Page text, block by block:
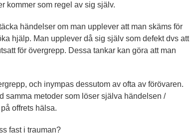
kommer som regel av sig själv.
händelser om man upplever att man skäms för
hjälp. Man upplever då sig själv som defekt dvs att
för övergrepp. Dessa tankar kan göra att man
och inympas dessutom av ofta av förövaren.
samma metoder som löser själva händelsen /
offrets hälsa.
fast i trauman?